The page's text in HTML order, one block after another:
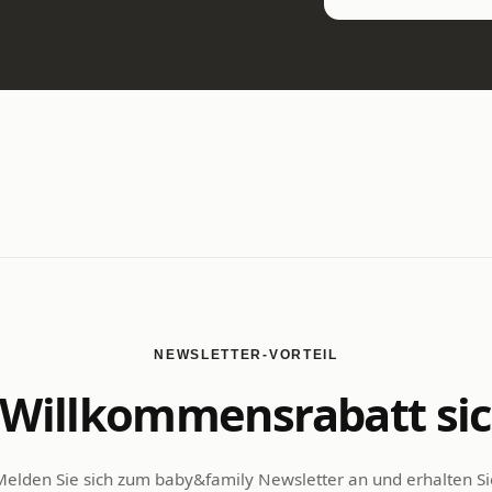
NEWSLETTER-VORTEIL
Sie sich zum baby&family Newsletter an und erhalten